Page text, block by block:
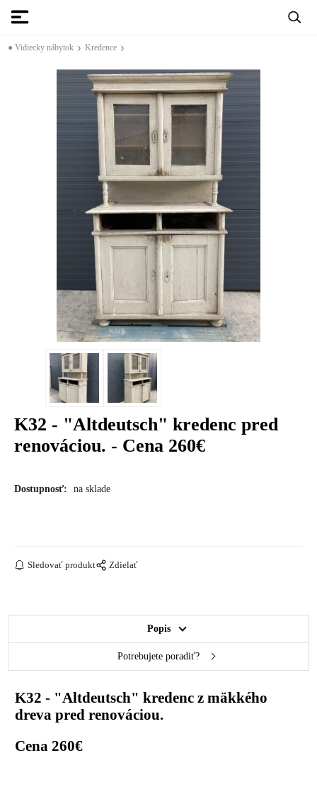
● Vidiecky nábytok Kredence
K32 - "Altdeutsch" kredenc pred
renováciou. - Cena 260€
Dostupnosť: na sklade
Sledovať produkt Zdielať
Popis
Potrebujete poradiť?
K32 - "Altdeutsch" kredenc z mäkkého
dreva pred renováciou.
Cena 260€